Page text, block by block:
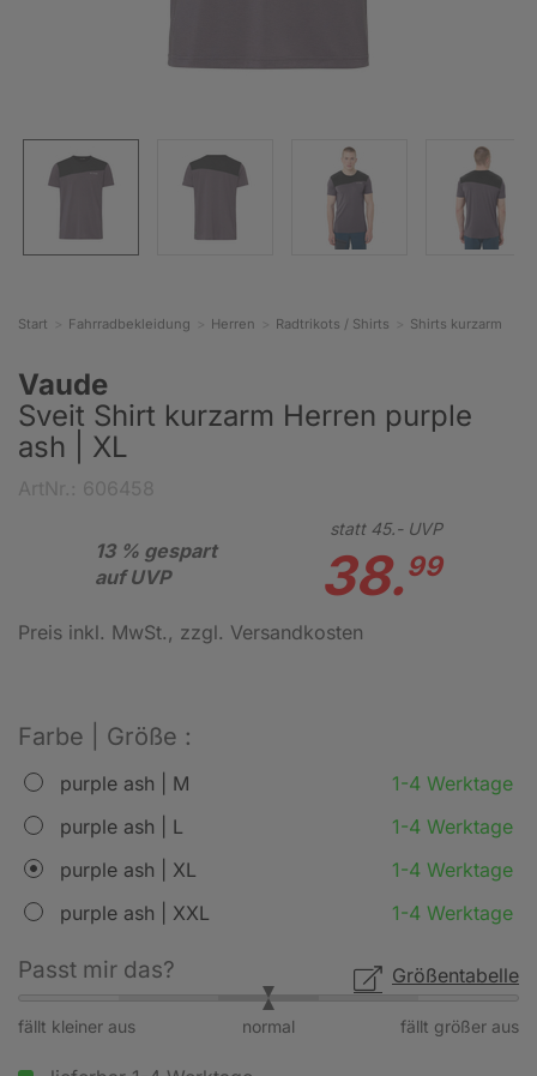
Start Fahrradbekleidung Herren Radtrikots / Shirts Shirts kurzarm
Vaude
Sveit Shirt kurzarm Herren purple
ash | XL
13 % gespart
auf UVP
statt 45.-UVP
38.99
Preis inkl. MwSt., zzgl. Versandkosten
Farbe | Größe :
purple ash | M
1-4 Werktage
purple ash | L
1-4 Werktage
purple ash | XL
1-4 Werktage
purple ash | XXL
1-4 Werktage
Größentabelle
Passt mir das?
fällt kleiner aus fällt größer aus
normal